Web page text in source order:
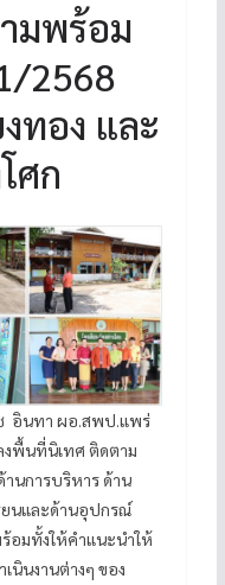
มพร้อม
2568
ทอง และ
ศก
อินทา ผอ.สพป.แพร่
งพื้นที่นิเทศ ติดตาม
นการบริหาร ด้าน
ยนและด้านอุปกรณ์
อมทั้งให้คำแนะนำให้
นินงานต่างๆ ของ